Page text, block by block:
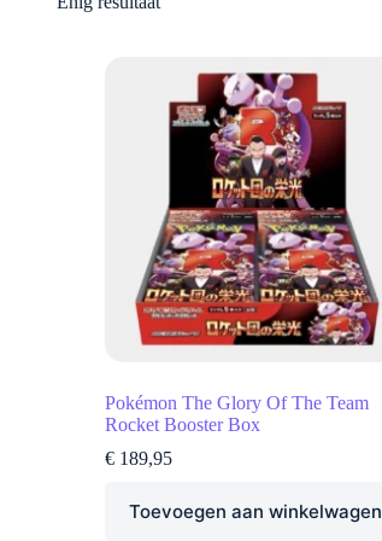
Pokémon The Glory Of The Team
Rocket Booster Box
€189,95
Toevoegen aan winkelwagen